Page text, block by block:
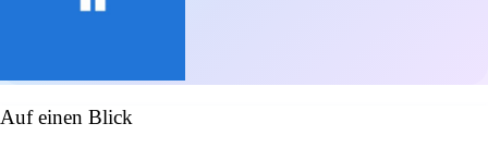
Auf einen Blick